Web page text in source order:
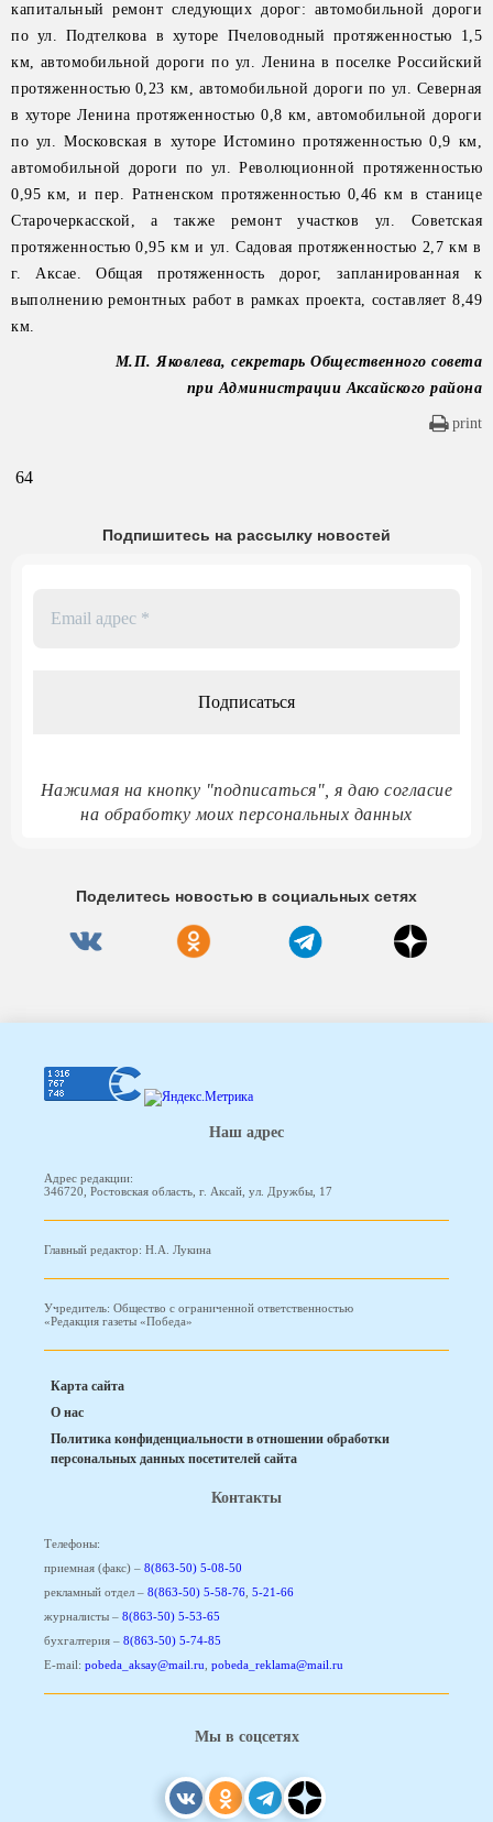
капитальный ремонт следующих дорог: автомобильной дороги
по ул. Подтелкова в хуторе Пчеловодный протяженностью 1,5
км, автомобильной дороги по ул. Ленина в поселке Российский
протяженностью 0,23 км, автомобильной дороги по ул. Северная
в хуторе Ленина протяженностью 0,8 км, автомобильной дороги
по ул. Московская в хуторе Истомино протяженностью 0,9 км,
автомобильной дороги по ул. Революционной протяженностью
0,95 км, и пер. Ратненском протяженностью 0,46 км в станице
Старочеркасской, а также ремонт участков ул. Советская
протяженностью 0,95 км и ул. Садовая протяженностью 2,7 км в
г. Аксае. Общая протяженность дорог, запланированная к
выполнению ремонтных работ в рамках проекта, составляет 8,49
км.
М.П. Яковлева, секретарь Общественного совета
при Администрации Аксайского района
print
64
Подпишитесь на рассылку новостей
Нажимая на кнопку "подписаться", я даю согласие
на обработку моих персональных данных
Поделитесь новостью в социальных сетях
Наш адрес
Адрес редакции:
346720, Ростовская область, г. Аксай, ул. Дружбы, 17
Главный редактор: Н.А. Лукина
Учредитель: Общество с ограниченной ответственностью
«Редакция газеты «Победа»
Карта сайта
О нас
Политика конфиденциальности в отношении обработки
персональных данных посетителей сайта
Контакты
Телефоны:
приемная (факс) – 8(863-50) 5-08-50
рекламный отдел – 8(863-50) 5-58-76, 5-21-66
журналисты – 8(863-50) 5-53-65
бухгалтерия – 8(863-50) 5-74-85
E-mail: pobeda_aksay@mail.ru, pobeda_reklama@mail.ru
Мы в соцсетях